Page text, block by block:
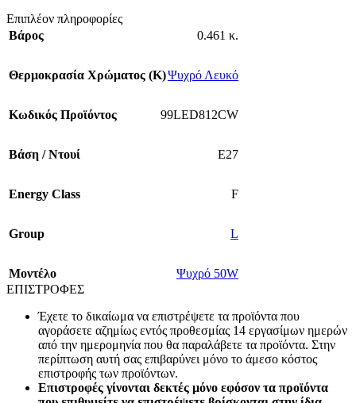
Επιπλέον πληροφορίες
Βάρος
0.461 κ.
Θερμοκρασία Χρώματος (Κ)Ψυχρό Λευκό
Κωδικός Προϊόντος 99LED812CW
Βάση / Ντουί E27
Energy Class F
Group L
Mοντέλο
Ψυχρό 50W
ΕΠΙΣΤΡΟΦΕΣ
Έχετε το δικαίωμα να επιστρέψετε τα προϊόντα που
αγοράσετε αζημίως εντός προθεσμίας 14 εργασίμων ημερών
από την ημερομηνία που θα παραλάβετε τα προϊόντα. Στην
περίπτωση αυτή σας επιβαρύνει μόνο το άμεσο κόστος
επιστροφής των προϊόντων.
Επιστροφές γίνονται δεκτές μόνο εφόσον τα προϊόντα